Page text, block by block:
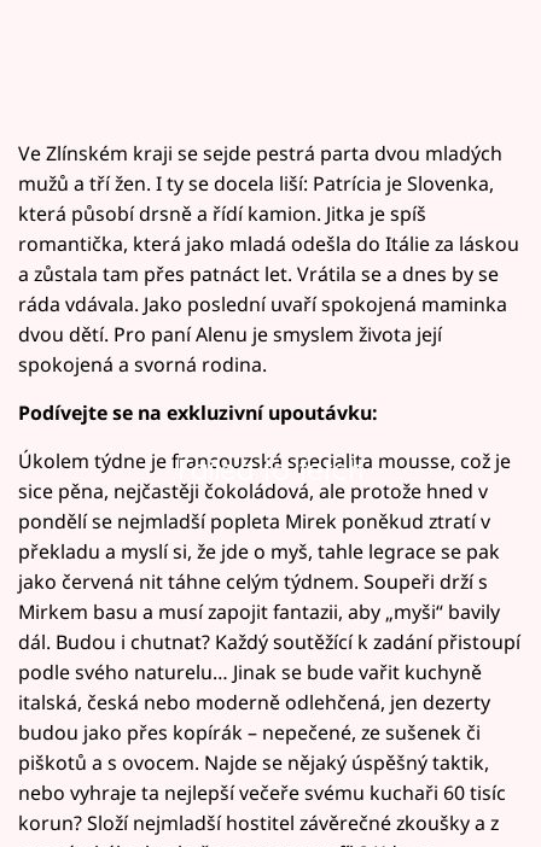
Ve Zlínském kraji se sejde pestrá parta dvou mladých
mužů a tří žen. I ty se docela liší: Patrícia je Slovenka,
která působí drsně a řídí kamion. Jitka je spíš
romantička, která jako mladá odešla do Itálie za láskou
a zůstala tam přes patnáct let. Vrátila se a dnes by se
ráda vdávala. Jako poslední uvaří spokojená maminka
dvou dětí. Pro paní Alenu je smyslem života její
spokojená a svorná rodina.
Podívejte se na exkluzivní upoutávku:
Failed to fetch
Úkolem týdne je francouzská specialita mousse, což je
sice pěna, nejčastěji čokoládová, ale protože hned v
pondělí se nejmladší popleta Mirek poněkud ztratí v
překladu a myslí si, že jde o myš, tahle legrace se pak
jako červená nit táhne celým týdnem. Soupeři drží s
Mirkem basu a musí zapojit fantazii, aby „myši“ bavily
dál. Budou i chutnat? Každý soutěžící k zadání přistoupí
podle svého naturelu… Jinak se bude vařit kuchyně
italská, česká nebo moderně odlehčená, jen dezerty
budou jako přes kopírák – nepečené, ze sušenek či
piškotů a s ovocem. Najde se nějaký úspěšný taktik,
nebo vyhraje ta nejlepší večeře svému kuchaři 60 tisíc
korun? Složí nejmladší hostitel závěrečné zkoušky a z